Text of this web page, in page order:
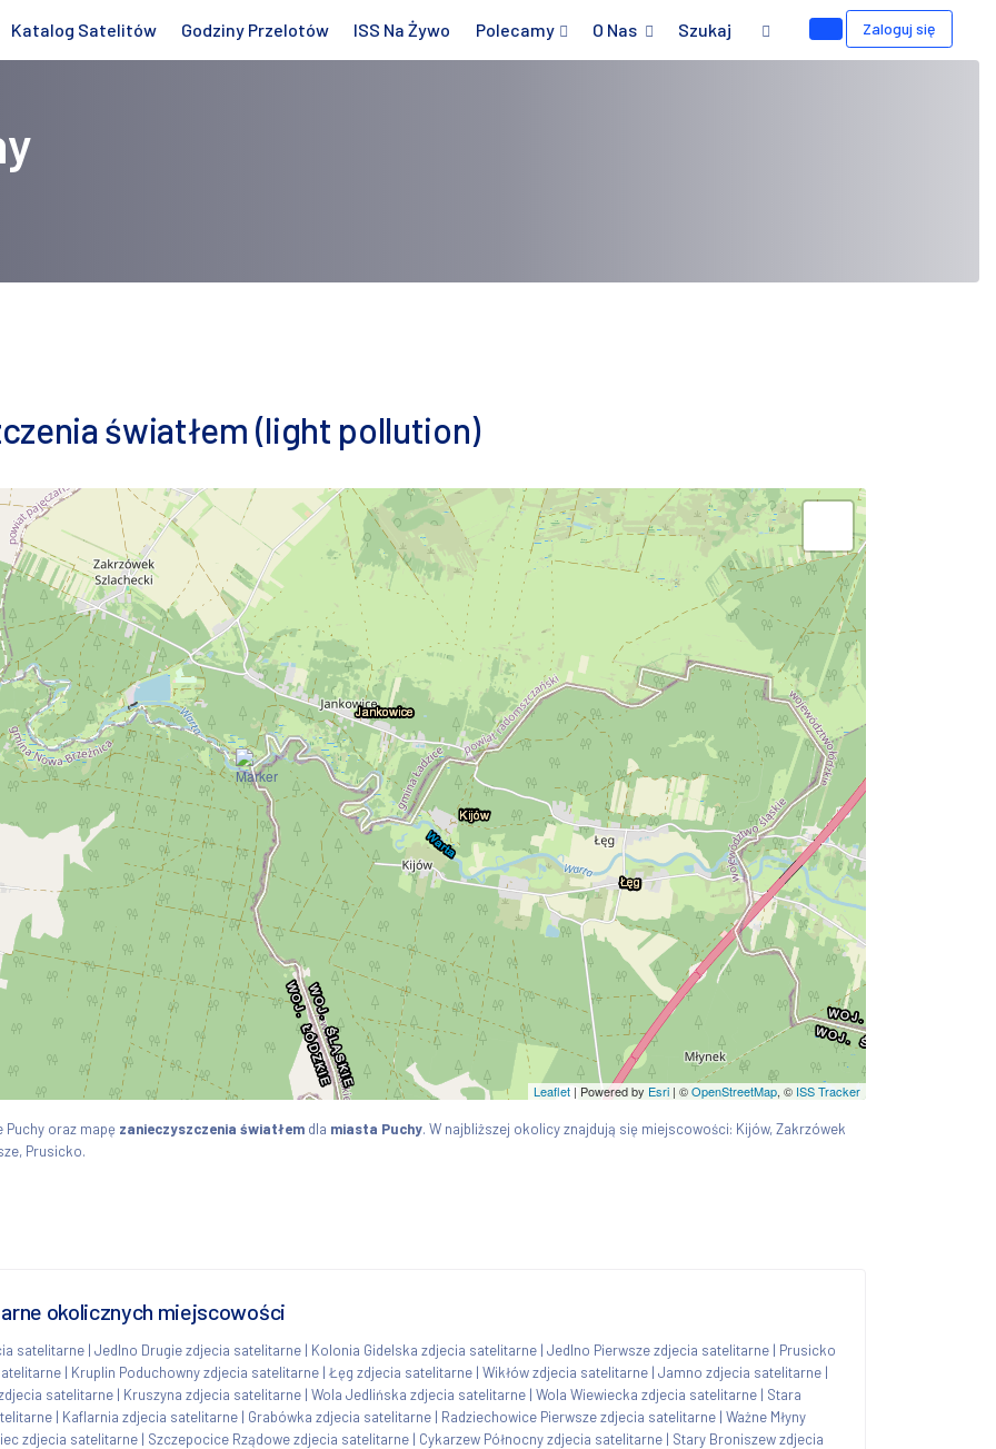
Katalog Satelitów Godziny Przelotów ISS Na Żywo Polecamy O Nas Szukaj Zaloguj się
światłem (light pollution)
Leaflet | Powered by Esri | ©OpenStreetMap, © ISS Tracker
Puchy oraz mapę zanieczyszczenia światłem dla miasta Puchy. W najbliższej okolicy znajdują się miejscowości: Kijów, Zakrzówek
Prusicko.
okolicznych miejscowości
satelitarne | Jedlno Drugie zdjecia satelitarne | Kolonia Gidelska zdjecia satelitarne | Jedlno Pierwsze zdjecia satelitarne | Prusicko
| Kruplin Poduchowny zdjecia satelitarne | Łęg zdjecia satelitarne | Wikłów zdjecia satelitarne | Jamno zdjecia satelitarne |
satelitarne | Kruszyna zdjecia satelitarne | Wola Jedlińska zdjecia satelitarne | Wola Wiewiecka zdjecia satelitarne | Stara
| Kaflarnia zdjecia satelitarne | Grabówka zdjecia satelitarne | Radziechowice Pierwsze zdjecia satelitarne | Ważne Młyny
zdjecia satelitarne | Szczepocice Rządowe zdjecia satelitarne | Cykarzew Północny zdjecia satelitarne | Stary Broniszew zdjecia